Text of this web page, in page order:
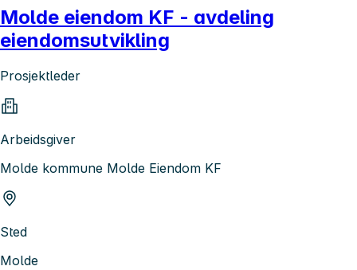
Molde eiendom KF - avdeling
eiendomsutvikling
Prosjektleder
Arbeidsgiver
Molde kommune Molde Eiendom KF
Sted
Molde